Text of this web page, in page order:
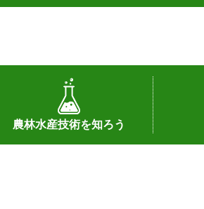
農林水産技術を知ろう
センターの話題
私の試験研究
試験研究課題
第6期中期業務計画
オンライン研究報告
刊行物
知的財産に関する相談窓口